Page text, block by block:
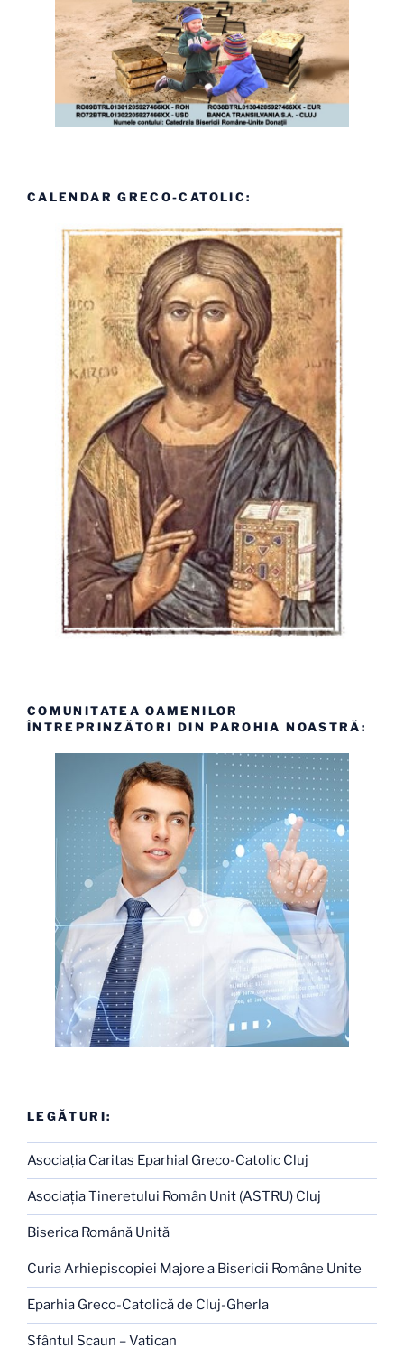
CALENDAR GRECO-CATOLIC:
COMUNITATEA OAMENILOR
ÎNTREPRINZĂTORI DIN PAROHIA NOASTRĂ:
LEGĂTURI:
Asociaţia Caritas Eparhial Greco-Catolic Cluj
Asociaţia Tineretului Român Unit (ASTRU) Cluj
Biserica Română Unită
Curia Arhiepiscopiei Majore a Bisericii Române Unite
Eparhia Greco-Catolică de Cluj-Gherla
Sfântul Scaun – Vatican